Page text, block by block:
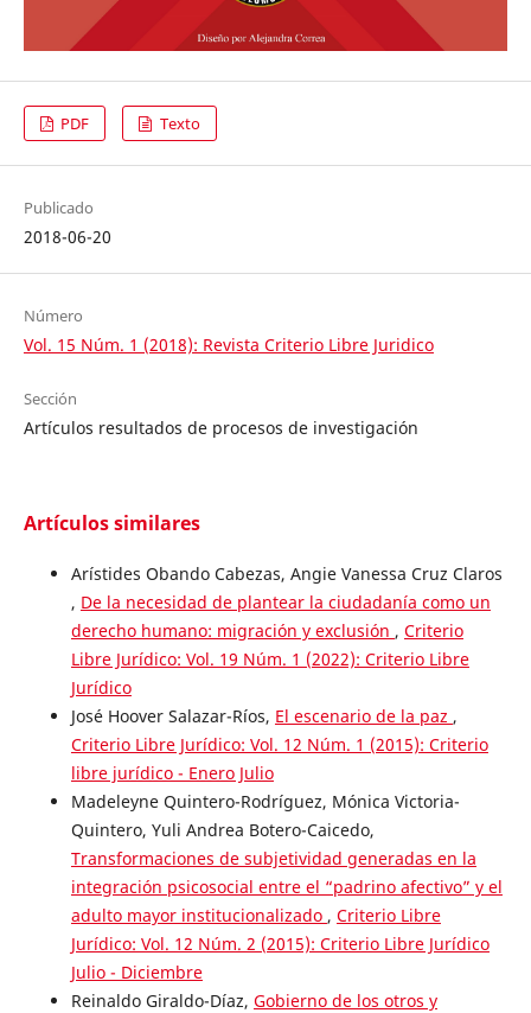
PDF Texto
Publicado
2018-06-20
Número
Vol. 15 Núm. 1 (2018): Revista Criterio Libre Juridico
Sección
Artículos resultados de procesos de investigación
Artículos similares
Arístides Obando Cabezas, Angie Vanessa Cruz Claros
, De la necesidad de plantear la ciudadanía como un
derecho humano: migración y exclusión , Criterio
Libre Jurídico: Vol. 19 Núm. 1 (2022): Criterio Libre
Jurídico
José Hoover Salazar-Ríos, El escenario de la paz ,
Criterio Libre Jurídico: Vol. 12 Núm. 1 (2015): Criterio
libre jurídico - Enero Julio
Madeleyne Quintero-Rodríguez, Mónica Victoria-
Quintero, Yuli Andrea Botero-Caicedo,
Transformaciones de subjetividad generadas en la
integración psicosocial entre el “padrino afectivo” y el
adulto mayor institucionalizado , Criterio Libre
Jurídico: Vol. 12 Núm. 2 (2015): Criterio Libre Jurídico
Julio - Diciembre
Reinaldo Giraldo-Díaz, Gobierno de los otros y